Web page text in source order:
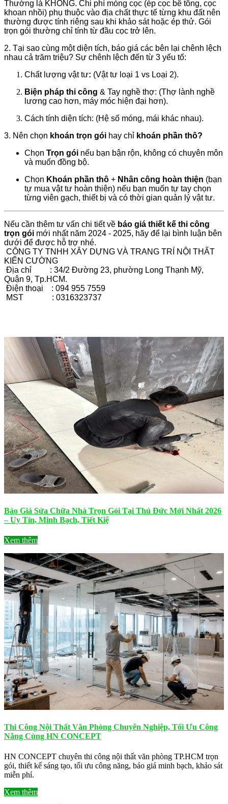
Thường là KHÔNG. Chi phí móng cọc (ép cọc bê tông, cọc
khoan nhồi) phụ thuộc vào địa chất thực tế từng khu đất nên
thường được tính riêng sau khi khảo sát hoặc ép thử. Gói
trọn gói thường chỉ tính từ đầu cọc trở lên.
2. Tại sao cùng một diện tích, báo giá các bên lại chênh lệch
nhau cả trăm triệu? Sự chênh lệch đến từ 3 yếu tố:
Chất lượng vật tư: (Vật tư loại 1 vs Loại 2).
Biện pháp thi công & Tay nghề thợ: (Thợ lành nghề
lương cao hơn, máy móc hiện đại hơn).
Cách tính diện tích: (Hệ số móng, mái khác nhau).
3. Nên chọn khoán trọn gói hay chỉ khoán phần thô?
Chọn Trọn gói nếu bạn bận rộn, không có chuyên môn
và muốn đồng bộ.
Chọn Khoán phần thô + Nhân công hoàn thiện (bạn
tự mua vật tư hoàn thiện) nếu bạn muốn tự tay chọn
từng viên gạch, thiết bị và có thời gian quản lý vật tư.
Nếu cần thêm tư vấn chi tiết về báo giá thiết kế thi công
trọn gói mới nhất năm 2024 - 2025, hãy để lại bình luận bên
dưới để được hỗ trợ nhé.
CÔNG TY TNHH XÂY DỰNG VÀ TRANG TRÍ NỘI THẤT
KIẾN CƯỜNG
Địa chỉ : 34/2 Đường 23, phường Long Thạnh Mỹ,
Quận 9, Tp.HCM.
Điện thoại : 094 955 7559
MST : 0316323737
Báo Giá Sửa Chữa Nhà Trọn Gói Tại Thủ Đức Mới Nhất 2026
– Uy Tín, Minh Bạch, Tiết Kiệ
Xem thêm
Thi Công Nội Thất Văn Phòng Chuyên Nghiệp, Tối Ưu Công
Năng Cùng HN CONCEPT
HN CONCEPT chuyên thi công nội thất văn phòng TP.HCM trọn
gói, thiết kế sáng tạo, tối ưu công năng, báo giá minh bạch, khảo sát
miễn phí.
Xem thêm